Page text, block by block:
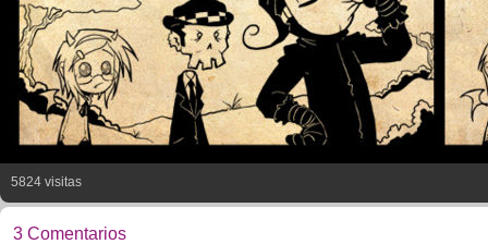
5824 visitas
3 Comentarios